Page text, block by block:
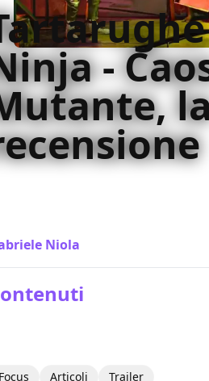
-
Niola
Focus Articoli Trailer